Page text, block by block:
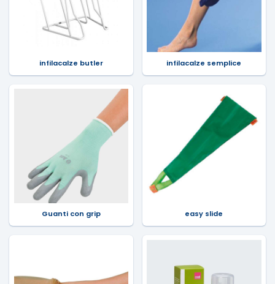
infilacalze butler infilacalze semplice
Guanti con grip easy slide